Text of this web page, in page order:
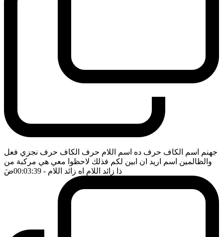
جهنم اسم الكاف حرف ده اسم اللام حرف الكاف حرف نجزي فعل
والظالمين اسم اريد ان ابين لكم فذلك لاحظوا معي هي مركبة من
ذا زائد اللام اه زائد اللام - 00:03:39 ضَ